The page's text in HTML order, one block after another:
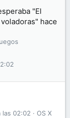
"El
hace
OS X
las 02:02